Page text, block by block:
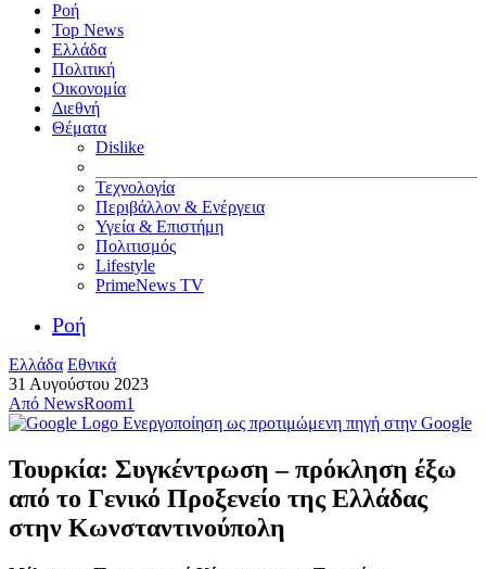
Ροή
Top News
Ελλάδα
Πολιτική
Οικονομία
Διεθνή
Θέματα
Dislike
Τεχνολογία
Περιβάλλον & Ενέργεια
Υγεία & Επιστήμη
Πολιτισμός
Lifestyle
PrimeNews TV
Ροή
Ελλάδα Εθνικά
31 Αυγούστου 2023
Από NewsRoom1
Ενεργοποίηση ως προτιμώμενη πηγή στην Google
Τουρκία: Συγκέντρωση – πρόκληση έξω
από το Γενικό Προξενείο της Ελλάδας
στην Κωνσταντινούπολη